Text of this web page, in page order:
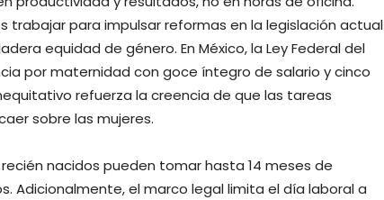
trabajar para impulsar reformas en la legislación actual
equidad de género. En México, la Ley Federal del
por maternidad con goce íntegro de salario y cinco
refuerza la creencia de que las tareas
sobre las mujeres.
nacidos pueden tomar hasta 14 meses de
Adicionalmente, el marco legal limita el día laboral a